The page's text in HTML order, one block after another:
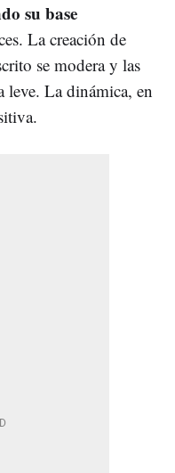
su base
La creación de
se modera y las
leve. La dinámica, en